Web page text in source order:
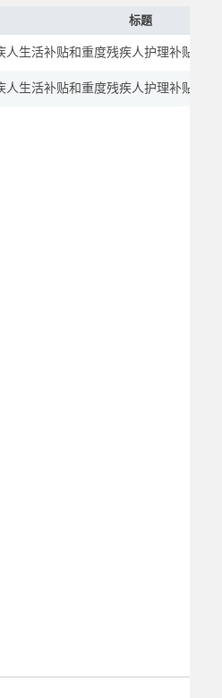
体育
标题
人生活补贴和重度残疾人护理补贴（
人生活补贴和重度残疾人护理补贴（